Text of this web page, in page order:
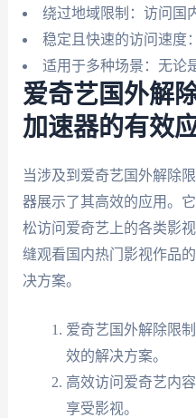
绕过地域限制：访问国
稳定且快速的访问速度
适用于多种场景：无论
爱奇艺国外解
加速器的有效
当涉及到爱奇艺国外解除
器展示了其高效的应用。
松访问爱奇艺上的各类影
缝观看国内热门影视作品
决方案。
爱奇艺国外解除限
效的解决方案。
高效访问爱奇艺内
享受影视。